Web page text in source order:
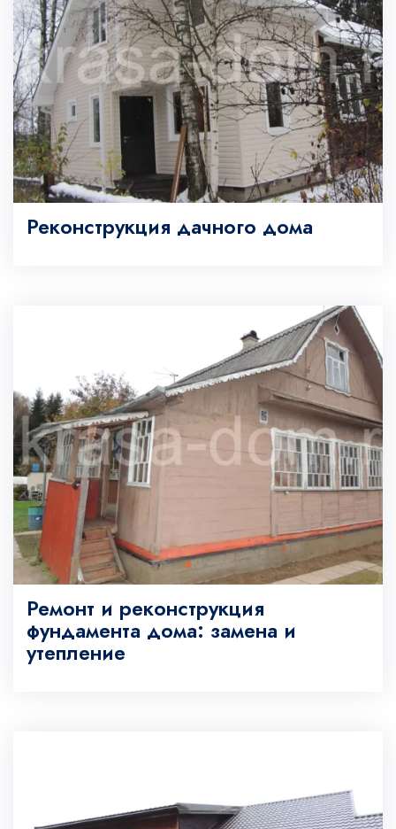
Реконструкция дачного дома
Ремонт и реконструкция
фундамента дома: замена и
утепление